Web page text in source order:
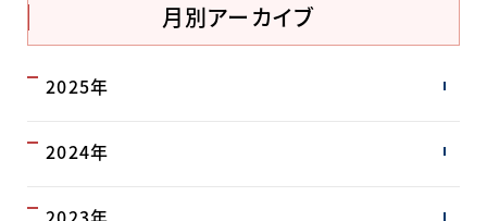
月別アーカイブ
2025年
2024年